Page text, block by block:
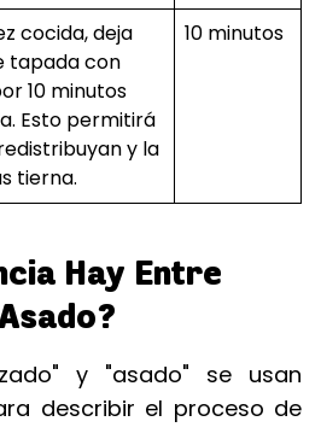
cocida, deja
tapada con
10 minutos
Esto permitirá
y la
tierna.
10 minutos
Hay Entre
y "asado" se usan
describir el proceso de